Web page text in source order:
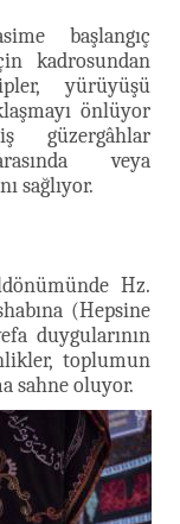
başlangıç
kadrosundan
yürüyüşü
önlüyor
güzergâhlar
veya
sağlıyor.
Hz.
(Hepsine
duygularının
toplumun
sahne oluyor.